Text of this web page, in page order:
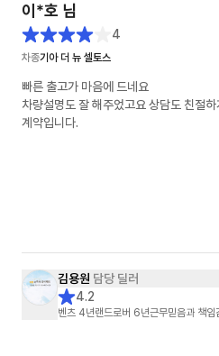
이*호 님
4
차종기아 더 뉴 셀토스
빠른 출고가 마음에 드네요
차량설명도 잘 해주었고요 상담도 친절
계약입니다.
김용원 담당 딜러
4.2
벤츠 4년랜드로버 6년근무믿음과 책임